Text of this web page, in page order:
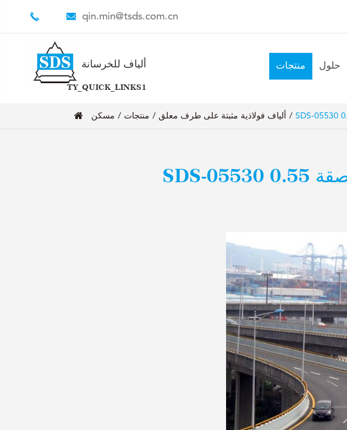
qin.min@tsds.com.cn
ألياف للخرسانة
TY_QUICK_LINKS1
منتجات حلول
مسكن منتجات ألياف فولاذية مثبتة على طرف معلق